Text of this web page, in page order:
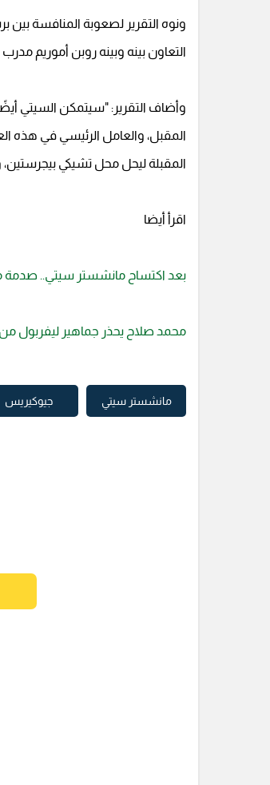
ونوه التقرير لصعوبة المنافسة بين
التعاون بينه وبينه روبن أموريم
وأضاف التقرير: "سيتمكن السيتي
المقبل، والعامل الرئيسي في هذه
المقبلة ليحل محل تشيكي بيجرستين،
اقرأ أيضا
بعد اكتساح مانشستر سيتي.. صدمة
محمد صلاح يحذر جماهير ليفربول
مانشستر سيتي جيوكيريس